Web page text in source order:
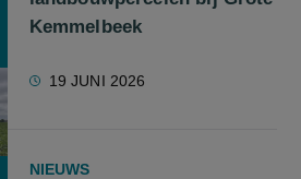
Kemmelbeek
19 JUNI 2026
NIEUWS